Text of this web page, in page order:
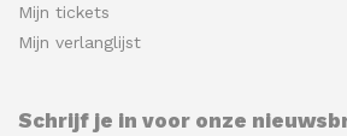
Mijn tickets
Mijn verlanglijst
Schrijf je in voor onze